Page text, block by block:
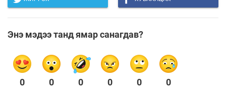
Энэ мэдээ танд ямар санагдав?
0 0 0 0 0 0